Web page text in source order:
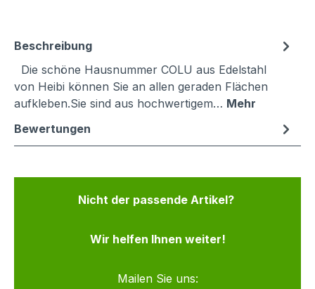
Beschreibung
Die schöne Hausnummer COLU aus Edelstahl
von Heibi können Sie an allen geraden Flächen
aufkleben.Sie sind aus hochwertigem… Mehr
Bewertungen
Nicht der passende Artikel?
Wir helfen Ihnen weiter!
Mailen Sie uns: